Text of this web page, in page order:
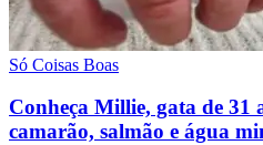
Só Coisas Boas
Conheça Millie, gata de 31
camarão, salmão e água